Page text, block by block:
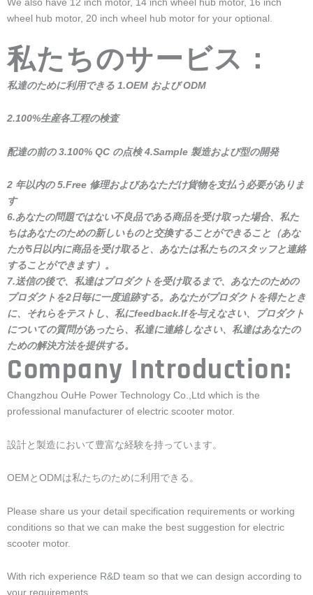
We also have 12 inch motor, 14 inch wheel hub motor, 16 inch
wheel hub motor, 20 inch wheel hub motor for your optional.
私たちのサービス：
私達のために利用できる 1.OEM および ODM
2.100%生産各工程の検査
配達の前の 3.100% QC の点検 4.Sample 製造および型の開発
2 年以内の 5.Free 修理およびあなただけ貨物を支払う必要がありま
す
6.あなたの問題ではない不良品である商品を受け取った場合、私た
ちはあなたのための新しいものと交換することができること（あな
たが5日以内に商品を受け取ると、あなたは私たちのスタッフと連絡
することができます）。
7.送信の後で、私達はプロダクトを受け取るまで、あなたのための
プロダクトを2日毎に一度追跡する。あなたがプロダクトを得たとき
に、それらをテストし、私にfeedback.Ifを与えなさい、プロダクト
についての質問があったら、私達に連絡しなさい、私達はあなたの
ための解決方法を提供する。
Company Introduction:
Changzhou OuHe Power Technology Co.,Ltd which is the
professional manufacturer of electric scooter motor.
設計と製造において豊富な経験を持っています。
OEMとODMは私たちのために利用できる。
Please share us your detail specification requirements or working
conditions so that we can make the best suggestion for electric
scooter motor.
With rich experience R&D team so that we can design according to
your requirements.